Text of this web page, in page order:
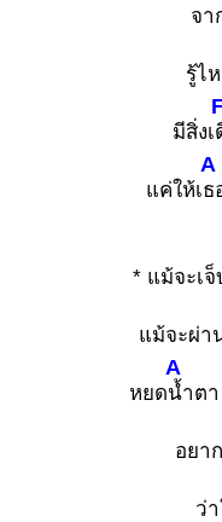
จา
รู้ไ
มีสิ่งเ
แค่ให้เ
A
ธ
* แม้จะเ
แม้จะผ่า
หยด
A
น้ำตา
อยา
ว่